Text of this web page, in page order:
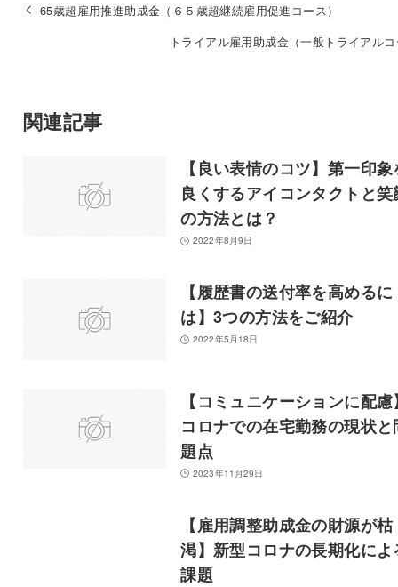
65歳超雇用推進助成金（６５歳超継続雇用促進コース）
トライアル雇用助成金（一般トライアル
関連記事
【良い表情のコツ】第一印象
良くするアイコンタクトと笑
の方法とは？
2022年8月9日
【履歴書の送付率を高めるに
は】3つの方法をご紹介
2022年5月18日
【コミュニケーションに配慮
コロナでの在宅勤務の現状と
題点
2023年11月29日
【雇用調整助成金の財源が枯
渇】新型コロナの長期化によ
課題